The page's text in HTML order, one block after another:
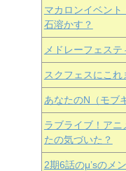
マカロンイベン
石溶かす？
メドレーフェス
スクフェスにこれ
あなたのN（モブ
ラブライブ！ア
たの気づいた？
2期6話のμ’sのメ